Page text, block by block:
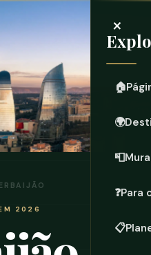
×
🏠
🌍
📮
❓Para
📋
2026